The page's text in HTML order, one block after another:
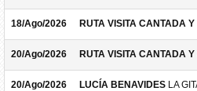
18/Ago/2026 RUTA VISITA CANTADA
20/Ago/2026 RUTA VISITA CANTADA
20/Ago/2026 LUCÍA BENAVIDES LA